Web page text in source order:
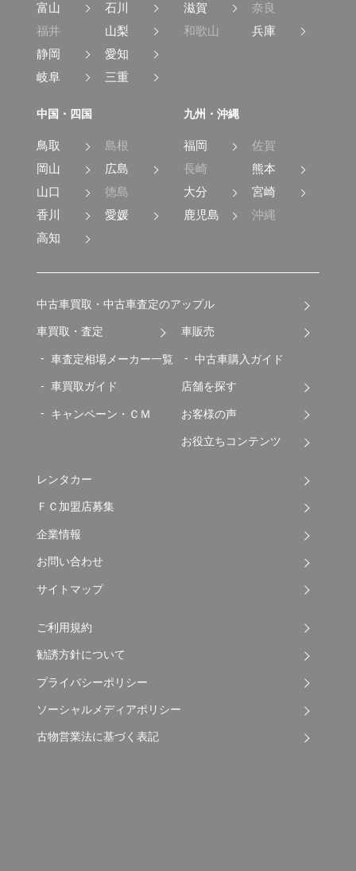
富山
石川
福井
山梨
静岡
愛知
岐阜
三重
滋賀
奈良
和歌山
兵庫
中国・四国
鳥取
島根
岡山
広島
山口
徳島
香川
愛媛
高知
九州・沖縄
福岡
佐賀
長崎
熊本
大分
宮崎
鹿児島
沖縄
中古車買取・中古車査定のアップル
車買取・査定
車査定相場メーカー一覧
車買取ガイド
キャンペーン・ＣＭ
車販売
中古車購入ガイド
店舗を探す
お客様の声
お役立ちコンテンツ
レンタカー
ＦＣ加盟店募集
企業情報
お問い合わせ
サイトマップ
ご利用規約
勧誘方針について
プライバシーポリシー
ソーシャルメディアポリシー
古物営業法に基づく表記